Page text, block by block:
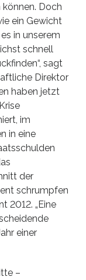
können. Doch
ein Gewicht
in unserem
schnell
sagt
Direktor
haben jetzt
im
in eine
der
schrumpfen
2012. „Eine
einer
–